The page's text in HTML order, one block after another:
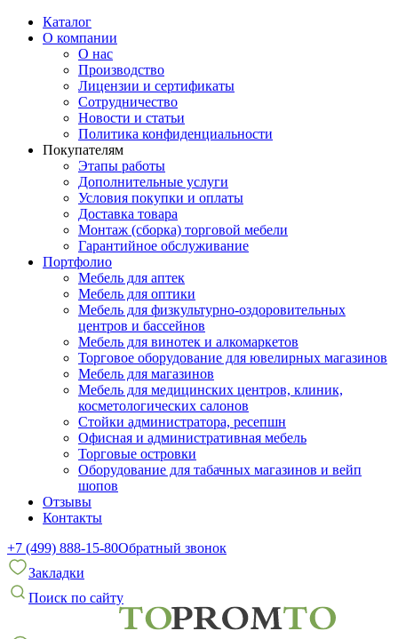
Каталог
О компании
О нас
Производство
Лицензии и сертификаты
Сотрудничество
Новости и статьи
Политика конфиденциальности
Покупателям
Этапы работы
Дополнительные услуги
Условия покупки и оплаты
Доставка товара
Монтаж (сборка) торговой мебели
Гарантийное обслуживание
Портфолио
Мебель для аптек
Мебель для оптики
Мебель для физкультурно-оздоровительных
центров и бассейнов
Мебель для винотек и алкомаркетов
Торговое оборудование для ювелирных магазинов
Мебель для магазинов
Мебель для медицинских центров, клиник,
косметологических салонов
Стойки администратора, ресепшн
Офисная и административная мебель
Торговые островки
Оборудование для табачных магазинов и вейп
шопов
Отзывы
Контакты
+7 (499) 888-15-80Обратный звонок
Закладки
Поиск по сайту